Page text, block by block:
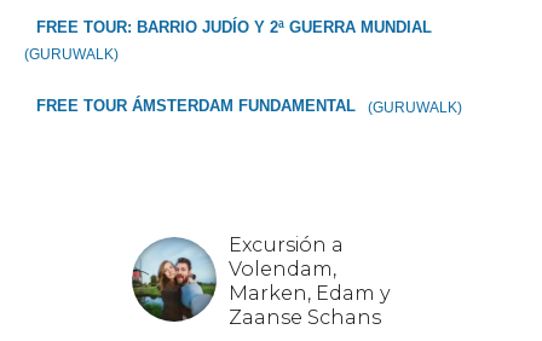
FREE TOUR: BARRIO JUDÍO Y 2ª GUERRA MUNDIAL
(GURUWALK)
FREE TOUR ÁMSTERDAM FUNDAMENTAL (GURUWALK)